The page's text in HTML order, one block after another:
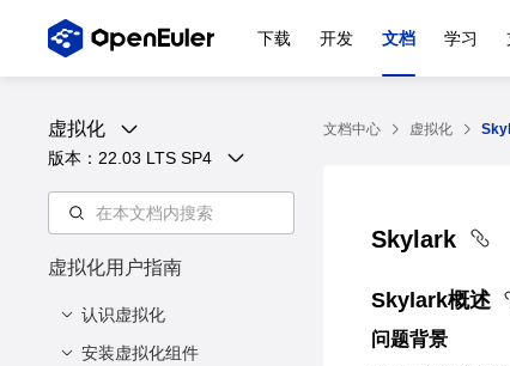
下载 开发 文档 学习
虚拟化
版本： 22.03 LTS SP4
虚拟化用户指南
认识虚拟化
简介
安装虚拟化组件
文档中心 虚拟化
Skylark
Skylark概述
问题背景